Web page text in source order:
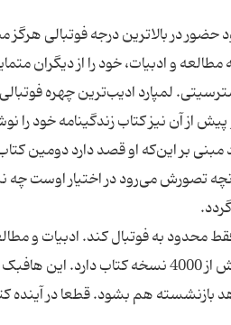
در بالاترین درجه فوتبالی
و ادبیات، خود را از دیگران
لمپارد ادیب‌ترین چهره
از آن نیز کتاب زندگینامه خود
بر این‌که او قصد دارد دومین کتاب
تصورش می‌رود در اختیار اوست چه
محدود به فوتبال کند. ادبیات و
ویلای مجلل خود در لندن کتابخانه‌ای وسیع با
بازنشسته هم بشود. قطعا در آینده